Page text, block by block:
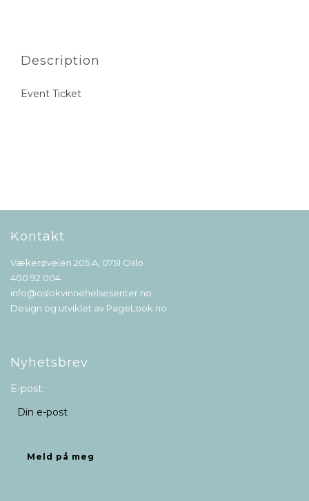
Description
Event Ticket
Kontakt
Vækerøveien 205 A, 0751 Oslo
400 92 004
info@oslokvinnehelsesenter.no
Design og utviklet av PageLook.no
Nyhetsbrev
E-post: